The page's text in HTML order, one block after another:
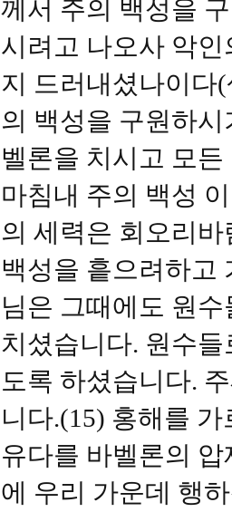
께서 주의 백성을
시려고 나오사 악
지 드러내셨나이다
의 백성을 구원하
벨론을 치시고 모
마침내 주의 백성
의 세력은 회오리
백성을 흩으려하고
님은 그때에도 원
치셨습니다. 원수
도록 하셨습니다.
니다.(15) 홍해를
유다를 바벨론의
에 우리 가운데 행